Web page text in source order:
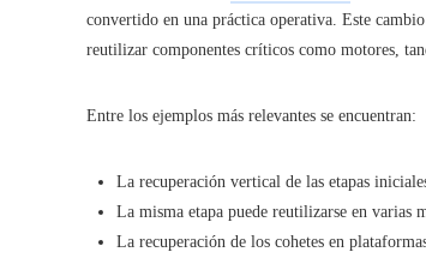
convertido en una práctica operativa. Este
reutilizar componentes críticos como motores,
Entre los ejemplos más relevantes se encuentran:
La recuperación vertical de las etapas
La misma etapa puede reutilizarse en varias
La recuperación de los cohetes en